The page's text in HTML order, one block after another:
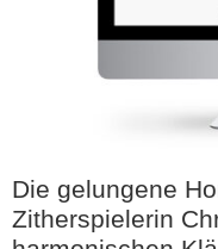
Die gelungene
Zitherspielerin